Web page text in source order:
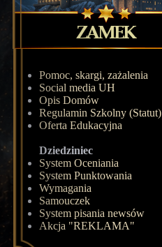
Pomoc, skargi, zażalenia
Social media UH
Opis Domów
Regulamin Szkolny (Statut)
Oferta Edukacyjna
Dziedziniec
System Oceniania
System Punktowania
Wymagania
Samouczek
System pisania newsów
Akcja "REKLAMA"